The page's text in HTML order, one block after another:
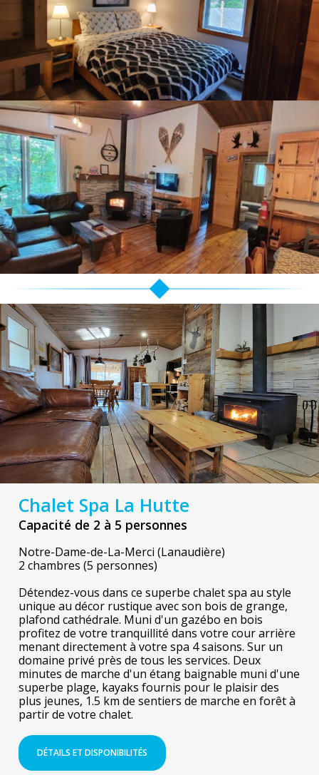
Chalet Spa La Hutte
Capacité de 2 à 5 personnes
Notre-Dame-de-La-Merci (Lanaudière)
2 chambres (5 personnes)
Détendez-vous dans ce superbe chalet spa au style
unique au décor rustique avec son bois de grange,
plafond cathédrale. Muni d'un gazébo en bois
profitez de votre tranquillité dans votre cour arrière
menant directement à votre spa 4 saisons. Sur un
domaine privé près de tous les services. Deux
minutes de marche d'un étang baignable muni d'une
superbe plage, kayaks fournis pour le plaisir des
plus jeunes, 1.5 km de sentiers de marche en forêt à
partir de votre chalet.
DÉTAILS ET DISPONIBILITÉS